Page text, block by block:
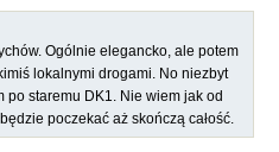
Ogólnie elegancko, ale potem
lokalnymi drogami. No niezbyt
po staremu DK1. Nie wiem jak od
poczekać aż skończą całość.